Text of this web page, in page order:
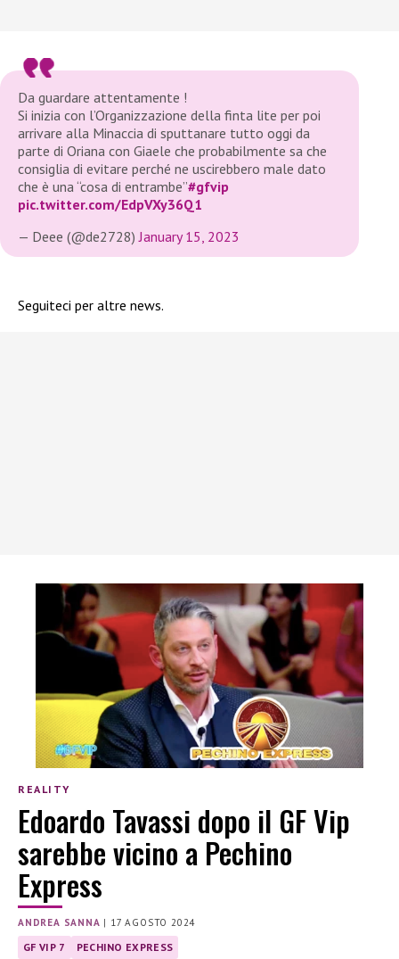
Da guardare attentamente !
Si inizia con l’Organizzazione della finta lite per poi
arrivare alla Minaccia di sputtanare tutto oggi da
parte di Oriana con Giaele che probabilmente sa che
consiglia di evitare perché ne uscirebbero male dato
che è una “cosa di entrambe”#gfvip
pic.twitter.com/EdpVXy36Q1
— Deee (@de2728)January 15, 2023
Seguiteci per altre news.
REALITY
Edoardo Tavassi dopo il GF Vip
sarebbe vicino a Pechino
Express
ANDREA SANNA | 17 AGOSTO 2024
GF VIP 7 PECHINO EXPRESS